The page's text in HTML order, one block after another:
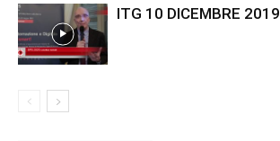
ITG 10 DICEMBRE 2019